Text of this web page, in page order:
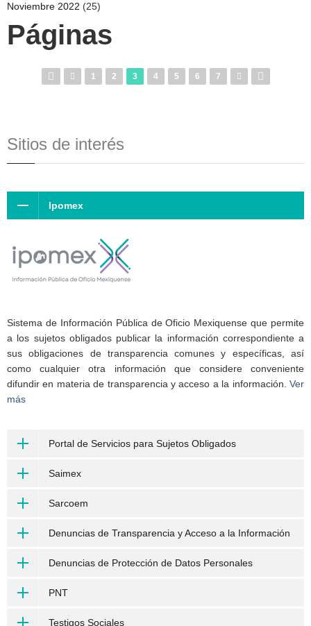
Noviembre 2022 (25)
Páginas
1 2 3 4 5 6 7
Sitios de interés
Ipomex
Sistema de Información Pública de Oficio Mexiquense que permite
a los sujetos obligados publicar la información correspondiente a
sus obligaciones de transparencia comunes y específicas, así
como cualquier otra información que considere conveniente
difundir en materia de transparencia y acceso a la información. Ver
más
Portal de Servicios para Sujetos Obligados
Saimex
Sarcoem
Denuncias de Transparencia y Acceso a la Información
Denuncias de Protección de Datos Personales
PNT
Testigos Sociales